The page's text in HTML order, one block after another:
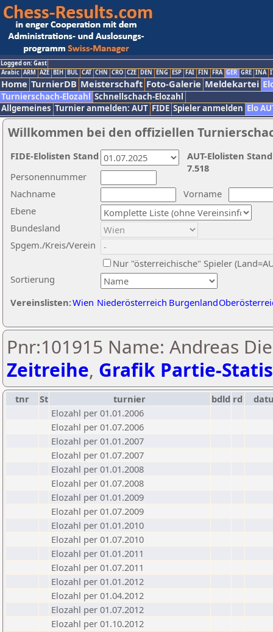
Logged on: Gast
Arabic ARM AZE BIH BUL CAT CHN CRO CZE DEN ENG ESP FAI FIN FRA GER GRE INA
Home TurnierDB Meisterschaft Foto-Galerie Meldekartei
Turnierschach-Elozahl Schnellschach-Elozahl
Allgemeines Turnier anmelden: AUT FIDE Spieler anmelden Elo
Willkommen bei den offiziellen
Nachname
Vorname
Ebene
Sortierung
Personennummer
Bundesland
Spgem./Kreis/Verein
Nur "österreichische" Spieler
Vereinslisten:Wien Niederösterreich Burgenland
AUT-Elolisten
7.518
FIDE-Elolisten Stand
Pnr:101915 Name: Andreas
Zeitreihe, Grafik Partie-
tnr St turnier bdld rd
Elozahl per 01.01.2006
Elozahl per 01.07.2006
Elozahl per 01.01.2007
Elozahl per 01.07.2007
Elozahl per 01.01.2008
Elozahl per 01.07.2008
Elozahl per 01.01.2009
Elozahl per 01.07.2009
Elozahl per 01.01.2010
Elozahl per 01.07.2010
Elozahl per 01.01.2011
Elozahl per 01.07.2011
Elozahl per 01.01.2012
Elozahl per 01.04.2012
Elozahl per 01.07.2012
Elozahl per 01.10.2012